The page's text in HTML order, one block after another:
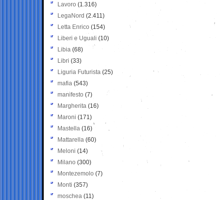
Lavoro (1.316)
LegaNord (2.411)
Letta Enrico (154)
Liberi e Uguali (10)
Libia (68)
Libri (33)
Liguria Futurista (25)
mafia (543)
manifesto (7)
Margherita (16)
Maroni (171)
Mastella (16)
Mattarella (60)
Meloni (14)
Milano (300)
Montezemolo (7)
Monti (357)
moschea (11)